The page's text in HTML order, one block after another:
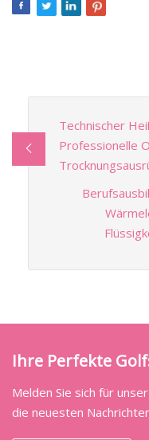
Technischer
Professionelle
Ihre Perfekte
Melden Sie sich für
die neuesten